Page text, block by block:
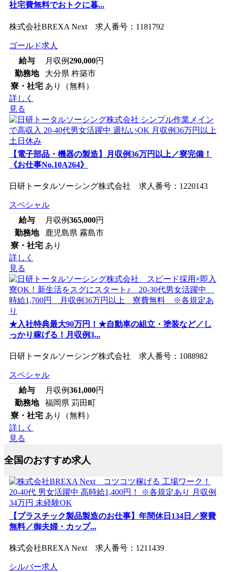
社宅費無料でおトクに暮...
株式会社BREXA Next 求人番号：1181792
ゴールド求人
給与
月収例290,000円
勤務地
大分県 杵築市
寮・社宅 あり（無料）
詳しく
見る
【電子部品・機器の製造】月収例36万円以上／寮完備！
《お仕事No.10A264》
日研トータルソーシング株式会社 求人番号：1220143
スペシャル
給与
月収例365,000円
勤務地
鹿児島県 霧島市
寮・社宅 あり
詳しく
見る
★入社特典最大90万円！★自動車の組立・塗装など／し
っかり稼げる！月収例3...
日研トータルソーシング株式会社 求人番号：1088982
スペシャル
給与
月収例361,000円
勤務地
福岡県 苅田町
寮・社宅 あり（無料）
詳しく
見る
全国のおすすめ求人
【プラスチック製品製造のお仕事】年間休日134日／寮費
無料／御夫婦・カップ...
株式会社BREXA Next 求人番号：1211439
シルバー求人